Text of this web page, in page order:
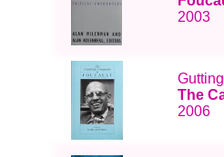
2003
The
2006